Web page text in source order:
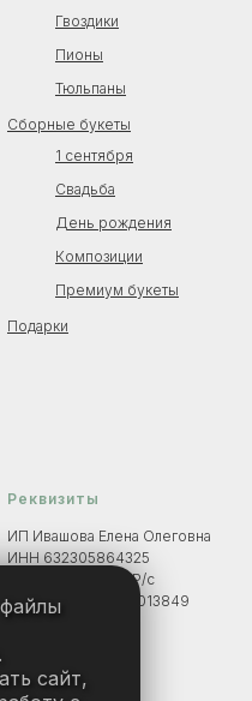
Гвоздики
Пионы
Тюльпаны
Сборные букеты
1 сентября
Свадьба
День рождения
Композиции
Премиум букеты
Подарки
Реквизиты
ИП Ивашова Елена Олеговна
ИНН 632305864325
Банк АО «ТБанк» Р/с
40802810600004013849
сайт,